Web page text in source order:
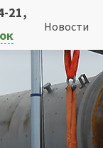
21,
Новости